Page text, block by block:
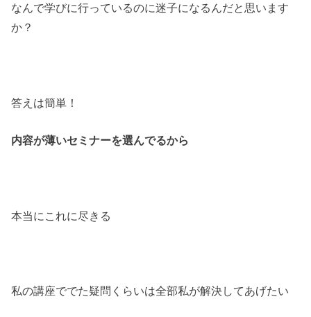
なんで学びに行っているのに迷子になるんだと思います
か？
答えは簡単！
内容が薄いセミナーを選んでるから
本当にこれに尽きる
私の講座ででた疑問くらいは全部私が解決してあげたい